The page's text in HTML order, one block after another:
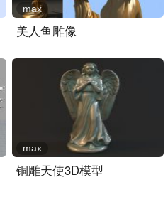
美人鱼雕像
max
铜雕天使3D模型
max